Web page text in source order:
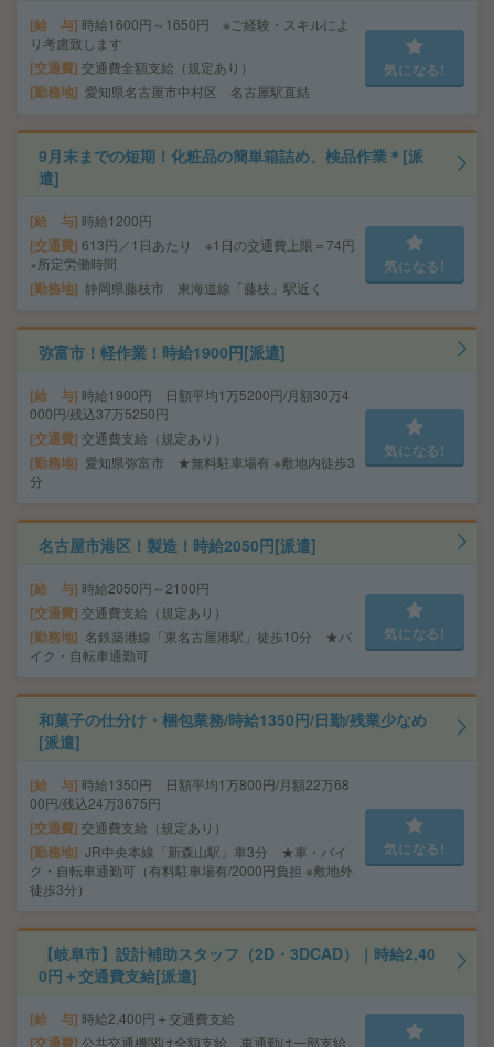
給 与 時給1600円～1650円 ※ご経験・スキルによ
り考慮致します
交通費 交通費全額支給（規定あり）
勤務地 愛知県名古屋市中村区 名古屋駅直結
気になる!
9月末までの短期！化粧品の簡単箱詰め、検品作業＊[派
遣]
給 与 時給1200円
交通費 613円／1日あたり ※1日の交通費上限＝74円
×所定労働時間
勤務地 静岡県藤枝市 東海道線「藤枝」駅近く
気になる!
弥富市！軽作業！時給1900円[派遣]
給 与 時給1900円 日額平均1万5200円/月額30万4
000円/残込37万5250円
交通費 交通費支給（規定あり）
勤務地 愛知県弥富市 ★無料駐車場有 ※敷地内徒歩3
分
気になる!
名古屋市港区！製造！時給2050円[派遣]
給 与 時給2050円～2100円
交通費 交通費支給（規定あり）
勤務地 名鉄築港線「東名古屋港駅」徒歩10分 ★バ
イク・自転車通勤可
気になる!
和菓子の仕分け・梱包業務/時給1350円/日勤/残業少なめ
[派遣]
給 与 時給1350円 日額平均1万800円/月額22万68
00円/残込24万3675円
交通費 交通費支給（規定あり）
勤務地 JR中央本線「新森山駅」車3分 ★車・バイ
ク・自転車通勤可（有料駐車場有/2000円負担 ※敷地外
徒歩3分）
気になる!
【岐阜市】設計補助スタッフ（2D・3DCAD）｜時給2,40
0円＋交通費支給[派遣]
給 与 時給2,400円＋交通費支給
交通費 公共交通機関は全額支給、車通勤は一部支給